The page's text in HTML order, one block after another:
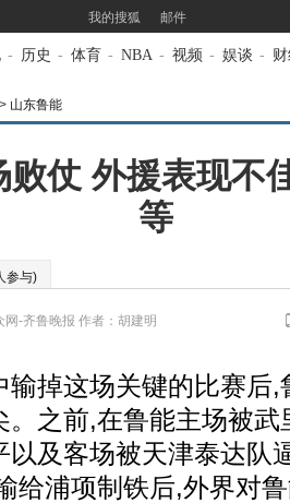
我的搜狐 邮件
- 历史 - 体育 - NBA - 视频 - 娱谈 -
> 山东鲁能
败仗 外援表现不
等
参与)
网-齐鲁晚报 作者：胡建明
掉这场关键的比赛后,
。之前,在鲁能主场被武
以及客场被天津泰达队
给浦项制铁后,外界对